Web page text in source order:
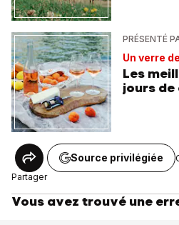
PRÉSENTÉ
Un verre
Les
jours de
Partager
Source privilégiée
Vous avez trouvé une